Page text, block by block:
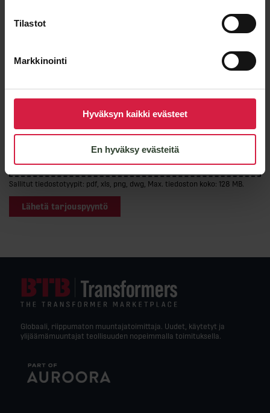
Tilastot
Markkinointi
Hyväksyn kaikki evästeet
En hyväksy evästeitä
Pudota tiedostot tähän tai Valitse tiedostot
Sallitut tiedostotyypit: pdf, xls, png, dwg, Max. tiedoston koko: 128 MB.
Lähetä tarjouspyyntö
Globaali, riippumaton muuntajatoimittaja. Uudet, käytetyt ja
ylijäämämuuntajat teollisuuden nopeimmalla toimituksella.